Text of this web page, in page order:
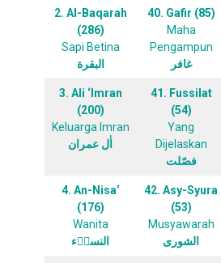
2. Al-Baqarah
(286)
Sapi Betina
البقرة
40. Gafir (85)
Maha
Pengampun
غافر
3. Ali ‘Imran
(200)
Keluarga Imran
اٰل عمران
41. Fussilat
(54)
Yang
Dijelaskan
فصّلت
4. An-Nisa’
(176)
Wanita
النساۤء
42. Asy-Syura
(53)
Musyawarah
الشورى